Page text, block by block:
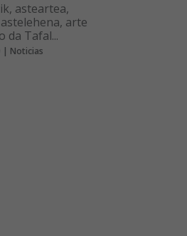
asteartea,
arte
da Tafal...
| Noticias